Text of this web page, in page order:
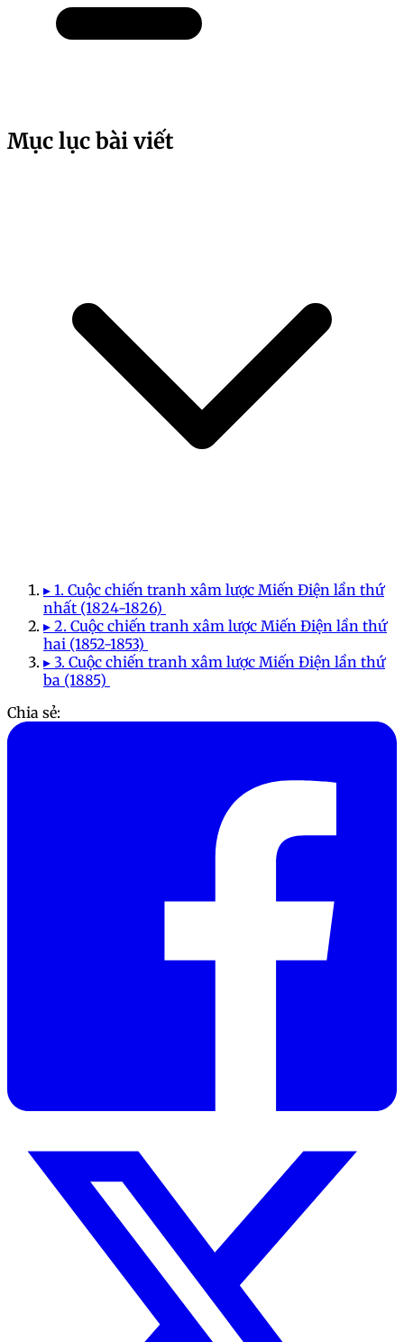
Mục lục bài viết
▸ 1. Cuộc chiến tranh xâm lược Miến Điện lần thứ
nhất (1824-1826)
▸ 2. Cuộc chiến tranh xâm lược Miến Điện lần thứ
hai (1852-1853)
▸ 3. Cuộc chiến tranh xâm lược Miến Điện lần thứ
ba (1885)
Chia sẻ: